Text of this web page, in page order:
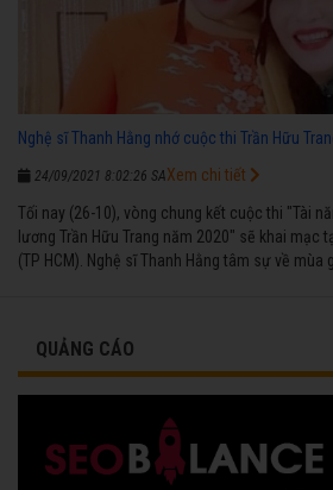
Nghệ sĩ Thanh Hằng nhớ cuộc thi Trần Hữu
24/09/2021 8:02:26 SA
Tối nay (26-10), vòng chung kết cuộc thi "Tài
lương Trần Hữu Trang năm 2020" sẽ khai mạc
(TP HCM). Nghệ sĩ Thanh Hằng tâm sự về
Xem chi tiết
QUẢNG CÁO